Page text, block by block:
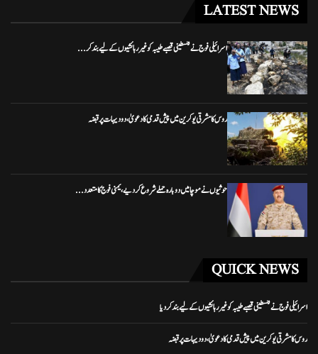
LATEST NEWS
اسرائیلی فوج نے فلسطینی قصبے طیبہ کو غیر رہائشیوں کے لیے بند کر...
روس کا مشرقی یوکرین میں پیش قدمی کا دعویٰ، دو دیہات پر قبضہ
حوثیوں نے موچا میں دوبارہ حملے شروع کر دیے، یمنی فوج کا متعدد...
QUICK NEWS
اسرائیلی فوج نے فلسطینی قصبے طیبہ کو غیر رہائشیوں کے لیے بند کر دیا
روس کا مشرقی یوکرین میں پیش قدمی کا دعویٰ، دو دیہات پر قبضہ